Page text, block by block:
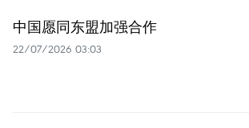
中国愿同东盟加强合作
22/07/2026 03:03